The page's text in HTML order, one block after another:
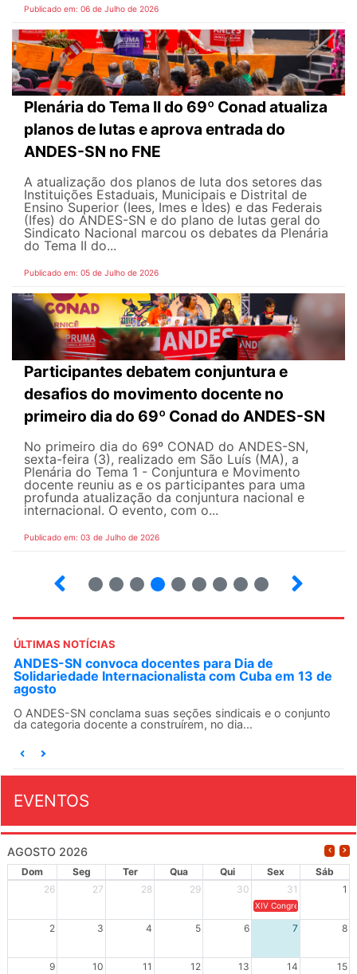
Publicado em: 06 de Julho de 2026
Plenária do Tema II do 69º Conad atualiza
planos de lutas e aprova entrada do
ANDES-SN no FNE
A atualização dos planos de luta dos setores das
Instituições Estaduais, Municipais e Distrital de
Ensino Superior (Iees, Imes e Ides) e das Federais
(Ifes) do ANDES-SN e do plano de lutas geral do
Sindicato Nacional marcou os debates da Plenária
do Tema II do...
Publicado em: 05 de Julho de 2026
Participantes debatem conjuntura e
desafios do movimento docente no
primeiro dia do 69º Conad do ANDES-SN
No primeiro dia do 69º CONAD do ANDES-SN,
sexta-feira (3), realizado em São Luís (MA), a
Plenária do Tema 1 - Conjuntura e Movimento
docente reuniu as e os participantes para uma
profunda atualização da conjuntura nacional e
internacional. O evento, com o...
Publicado em: 03 de Julho de 2026
ÚLTIMAS NOTÍCIAS
ANDES-SN convoca docentes para Dia de
Solidariedade Internacionalista com Cuba em 13 de
agosto
O ANDES-SN conclama suas seções sindicais e o conjunto
da categoria docente a construírem, no dia...
EVENTOS
AGOSTO 2026
Dom Seg Ter Qua Qui Sex
Sáb
26
27 28 29 30 31 1
XIV Congresso Brasileiro
2 3 4 5 6 7 8
9 10 11 12 13 14 15